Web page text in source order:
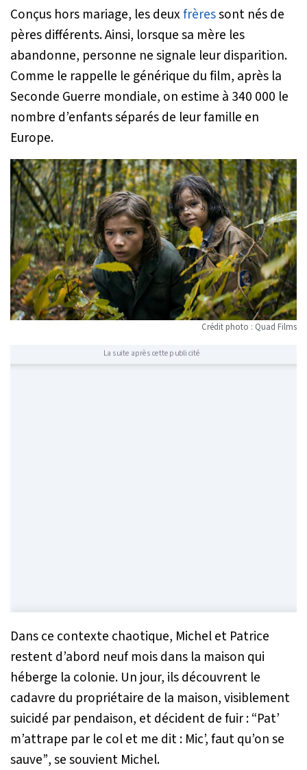
Conçus hors mariage, les deuxfrèressont nés de
pères différents. Ainsi, lorsque sa mère les
abandonne, personne ne signale leur disparition.
Comme le rappelle le générique du film, après la
Seconde Guerre mondiale, on estime à 340 000 le
nombre d’enfants séparés de leur famille en
Europe.
Crédit photo : Quad Films
La suite après cette publicité
Dans ce contexte chaotique, Michel et Patrice
restent d’abord neuf mois dans la maison qui
héberge la colonie. Un jour, ils découvrent le
cadavre du propriétaire de la maison, visiblement
suicidé par pendaison, et décident de fuir :“Pat’
m’attrape par le col et me dit : Mic’, faut qu’on se
sauve”, se souvient Michel.